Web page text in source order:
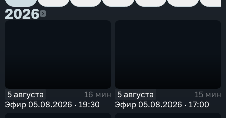
20262026
5 августа
16 мин
Эфир 05.08.2026 · 19:30
5 августа
15 мин
Эфир 05.08.2026 · 17:00